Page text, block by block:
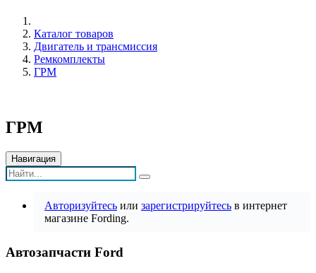
Каталог товаров
Двигатель и трансмиссия
Ремкомплекты
ГРМ
ГРМ
Навигация
Авторизуйтесь или зарегистрируйтесь в интернет
магазине Fording.
Автозапчасти Ford